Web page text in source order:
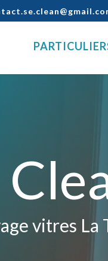
vitres La